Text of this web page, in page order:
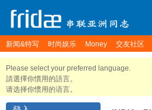
新闻&特写 时尚娱乐 Money 交友社区
Please select your preferred language.
請選擇你慣用的語言。
请选择你惯用的语言。